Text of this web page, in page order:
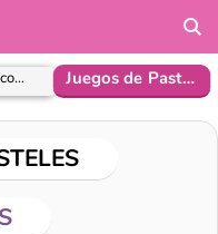
Juegos de cocina Juegos de Pasteles